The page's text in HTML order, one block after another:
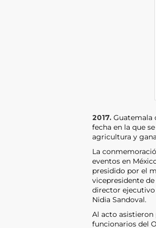
2017. Guatemala
fecha en la que
agricultura y
La
eventos en
presidido por el
vicepresidente de
director ejecutivo
Nidia Sandoval.
Al acto asistieron
funcionarios del